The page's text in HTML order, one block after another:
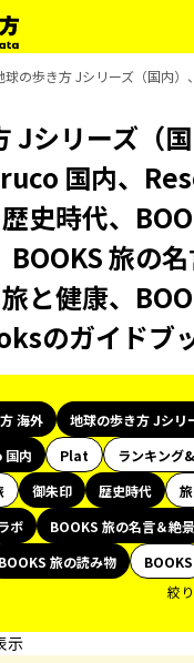
球の歩き方 Jシリーズ（国内
Jシリーズ（
国内、
史時代、
BOOKS 旅の
と健康、
のガイドブ
海外
地球の歩き方 Jシリ
内 Plat
ランキング
御朱印 歴史時代
ボ
BOOKS 旅の名言＆絶景
BOOKS 旅の読み物 BOOKS
絞
示